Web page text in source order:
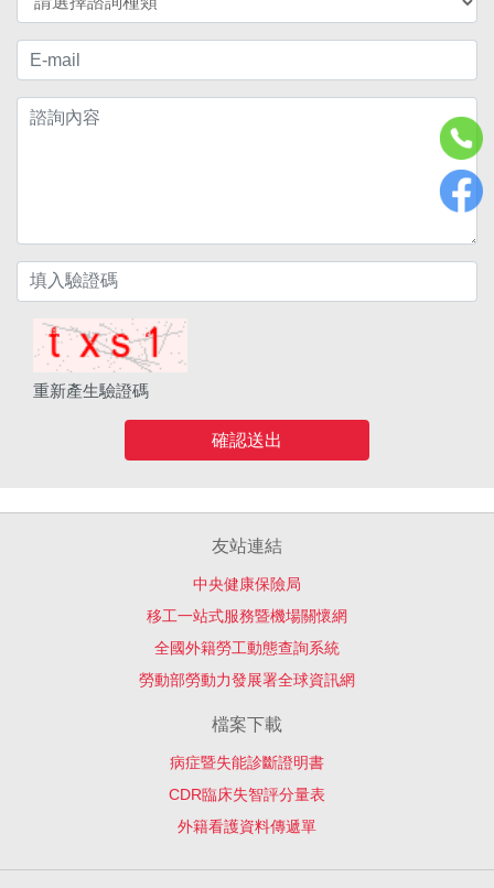
重新產生驗證碼
確認送出
友站連結
中央健康保險局
移工一站式服務暨機場關懷網
全國外籍勞工動態查詢系統
勞動部勞動力發展署全球資訊網
檔案下載
病症暨失能診斷證明書
CDR臨床失智評分量表
外籍看護資料傳遞單